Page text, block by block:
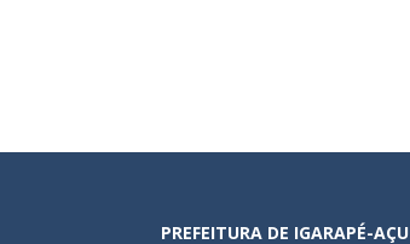
PREFEITURA DE IGARAPÉ-AÇU